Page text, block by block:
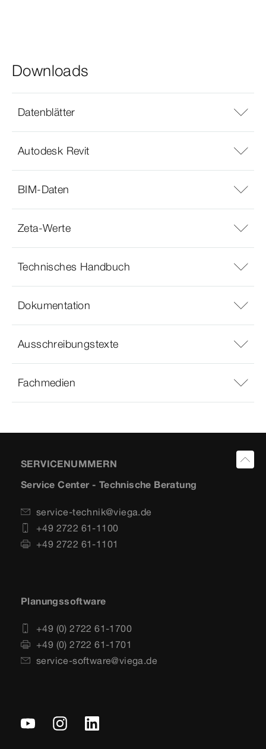
Downloads
Datenblätter
Autodesk Revit
BIM-Daten
Zeta-Werte
Technisches Handbuch
Dokumentation
Ausschreibungstexte
Fachmedien
SERVICENUMMERN
Service Center - Technische Beratung
service-technik@viega.de
+49 2722 61-1100
+49 2722 61-1101
Planungssoftware
+49 (0) 2722 61-1700
+49 (0) 2722 61-1701
service-software@viega.de